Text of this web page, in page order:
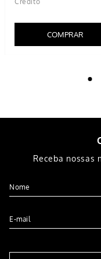
COMPRAR
Receba nossas